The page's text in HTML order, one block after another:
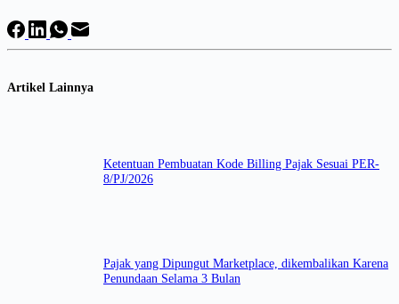
Artikel Lainnya
Ketentuan Pembuatan Kode Billing Pajak Sesuai PER-
8/PJ/2026
Pajak yang Dipungut Marketplace, dikembalikan Karena
Penundaan Selama 3 Bulan